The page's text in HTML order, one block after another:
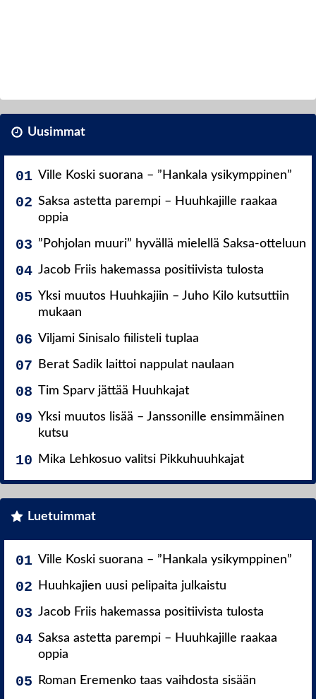
Uusimmat
Ville Koski suorana – ”Hankala ysikymppinen”
Saksa astetta parempi – Huuhkajille raakaa
oppia
”Pohjolan muuri” hyvällä mielellä Saksa-otteluun
Jacob Friis hakemassa positiivista tulosta
Yksi muutos Huuhkajiin – Juho Kilo kutsuttiin
mukaan
Viljami Sinisalo fiilisteli tuplaa
Berat Sadik laittoi nappulat naulaan
Tim Sparv jättää Huuhkajat
Yksi muutos lisää – Janssonille ensimmäinen
kutsu
Mika Lehkosuo valitsi Pikkuhuuhkajat
Luetuimmat
Ville Koski suorana – ”Hankala ysikymppinen”
Huuhkajien uusi pelipaita julkaistu
Jacob Friis hakemassa positiivista tulosta
Saksa astetta parempi – Huuhkajille raakaa
oppia
Roman Eremenko taas vaihdosta sisään